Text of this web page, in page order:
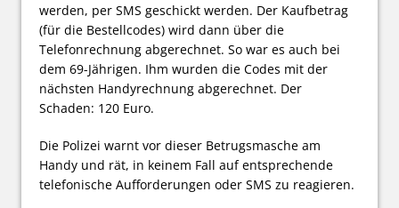
werden, per SMS geschickt werden. Der Kaufbetrag
(für die Bestellcodes) wird dann über die
Telefonrechnung abgerechnet. So war es auch bei
dem 69-Jährigen. Ihm wurden die Codes mit der
nächsten Handyrechnung abgerechnet. Der
Schaden: 120 Euro.
Die Polizei warnt vor dieser Betrugsmasche am
Handy und rät, in keinem Fall auf entsprechende
telefonische Aufforderungen oder SMS zu reagieren.